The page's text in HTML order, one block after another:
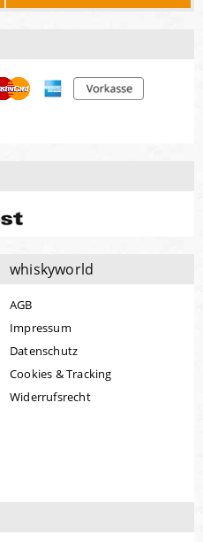
whiskyworld
AGB
Impressum
Datenschutz
Cookies & Tracking
Widerrufsrecht